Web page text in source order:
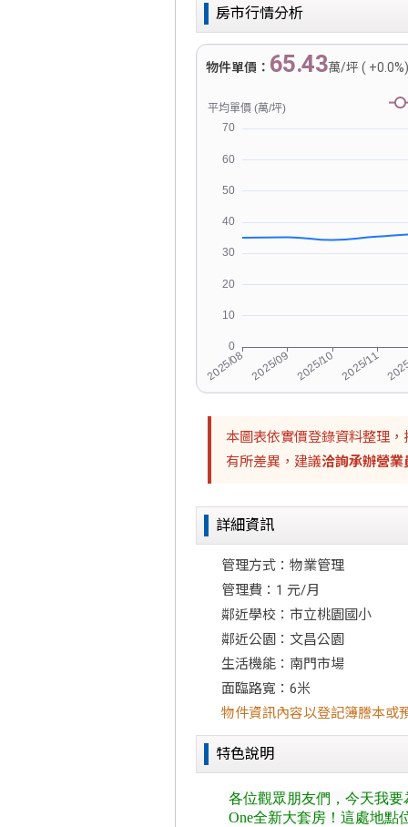
房市行情分析
物件單價： 65.43萬/坪 (
本圖表依實價登錄資料整理
有所差異，建議洽詢承辦營業
詳細資訊
管理方式：物業管理
管理費：1 元/月
鄰近學校：市立桃園國小
鄰近公園：文昌公園
生活機能：南門市場
面臨路寬：6米
物件資訊內容以登記簿謄本或
特色說明